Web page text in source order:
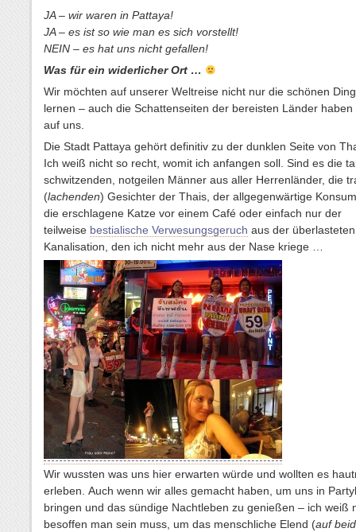
JA – wir waren in Pattaya!
JA – es ist so wie man es sich vorstellt!
NEIN – es hat uns nicht gefallen!
Was für ein widerlicher Ort …
Wir möchten auf unserer Weltreise nicht nur die schönen
lernen – auch die Schattenseiten der bereisten Länder haben
auf uns.
Die Stadt Pattaya gehört definitiv zu der dunklen Seite von
Ich weiß nicht so recht, womit ich anfangen soll. Sind es die
schwitzenden, notgeilen Männer aus aller Herrenländer, die
(lachenden) Gesichter der Thais, der allgegenwärtige
die erschlagene Katze vor einem Café oder einfach nur der
teilweise bestialische Verwesungsgeruch aus der überlasteten
Kanalisation, den ich nicht mehr aus der Nase kriege …
Wir wussten was uns hier erwarten würde und wollten es
erleben. Auch wenn wir alles gemacht haben, um uns in
bringen und das sündige Nachtleben zu genießen – ich weiß
besoffen man sein muss, um das menschliche Elend (auf